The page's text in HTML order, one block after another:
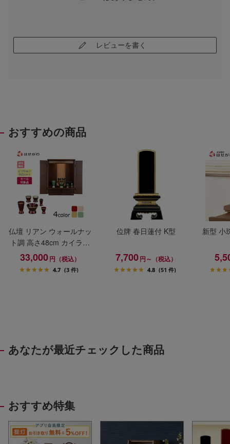
レビューを書く
おすすめの商品
仏壇 リアン ウォールナッ
ト調 高さ48cm カイラ具
足セット
33,000円（税込）
4.7 (3 件)
位牌 春日蓮付 K型
7,700円～（税込）
4.8 (51 件)
新型 小
あなたが最近チェックした商品
おすすめ特集